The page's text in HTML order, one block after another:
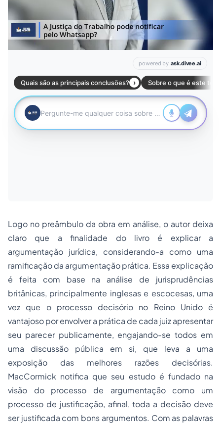
Logo no preâmbulo da obra em análise, o autor deixa
claro que a finalidade do livro é explicar a
argumentação jurídica, considerando-a como uma
ramificação da argumentação prática. Essa explicação
é feita com base na análise de jurisprudências
britânicas, principalmente inglesas e escocesas, uma
vez que o processo decisório no Reino Unido é
vantajoso por envolver a prática de cada juiz apresentar
seu parecer publicamente, engajando-se todos em
uma discussão pública em si, que leva a uma
exposição das melhores razões decisórias.
MacCormick notifica que seu estudo é fundado na
visão do processo de argumentação como um
processo de justificação, afinal, toda a decisão deve
ser justificada com bons argumentos. Com as palavras